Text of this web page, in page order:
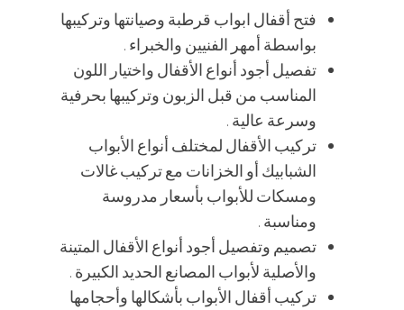
فتح أقفال ابواب قرطبة وصيانتها وتركيبها
بواسطة أمهر الفنيين والخبراء .
تفصيل أجود أنواع الأقفال واختيار اللون
المناسب من قبل الزبون وتركيبها بحرفية
وسرعة عالية .
تركيب الأقفال لمختلف أنواع الأبواب
الشبابيك أو الخزانات مع تركيب غالات
ومسكات للأبواب بأسعار مدروسة
ومناسبة .
تصميم وتفصيل أجود أنواع الأقفال المتينة
والأصلية لأبواب المصانع الحديد الكبيرة .
تركيب أقفال الأبواب بأشكالها وأحجامها